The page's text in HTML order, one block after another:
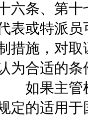
六条、第十
表或特派员
措施，对取
为合适的条
如果主管机
定的适用于